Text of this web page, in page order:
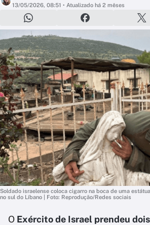
13/05/2026, 08:51 • Atualizado há 2 mêses
Soldado israelense coloca cigarro na boca de uma
no sul do Líbano | Foto: Reprodução/Redes sociais
O Exército de Israel prendeu